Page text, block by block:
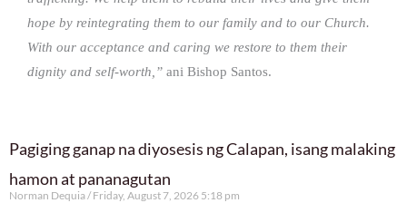
hope by reintegrating them to our family and to our Church.
With our acceptance and caring we restore to them their
dignity and self-worth,” ani Bishop Santos.
Pagiging ganap na diyosesis ng Calapan, isang malaking
hamon at pananagutan
Norman Dequia Friday, August 7, 2026 5:18 pm